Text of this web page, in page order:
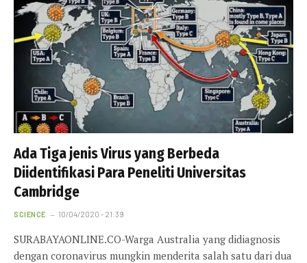
Ada Tiga jenis Virus yang Berbeda
Diidentifikasi Para Peneliti Universitas
Cambridge
SCIENCE 10/04/2020 - 21:39
SURABAYAONLINE.CO-Warga Australia yang didiagnosis
dengan coronavirus mungkin menderita salah satu dari dua